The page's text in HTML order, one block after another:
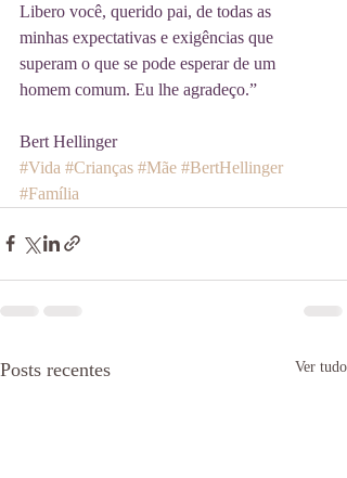
Libero você, querido pai, de todas as
minhas expectativas e exigências que
superam o que se pode esperar de um
homem comum. Eu lhe agradeço.”
Bert Hellinger
#Vida #Crianças #Mãe #BertHellinger
#Família
Posts recentes Ver tudo